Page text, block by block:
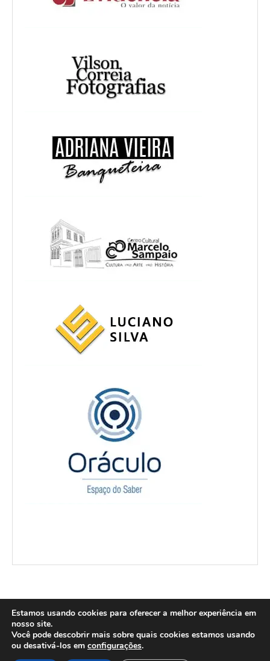
@2004-2026 Carnaval de Campos - Todos os direitos reservados. Design:
Envato. Webdesign: Luciano Silva.Politica de Privacidade e Cookies
Estamos usando cookies para oferecer a melhor experiência em
nosso site.
Você pode descobrir mais sobre quais cookies estamos usando
ou desativá-los em configurações.